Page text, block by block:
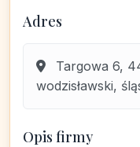
Adres
Targowa 6,
wodzisławski,
Opis firmy